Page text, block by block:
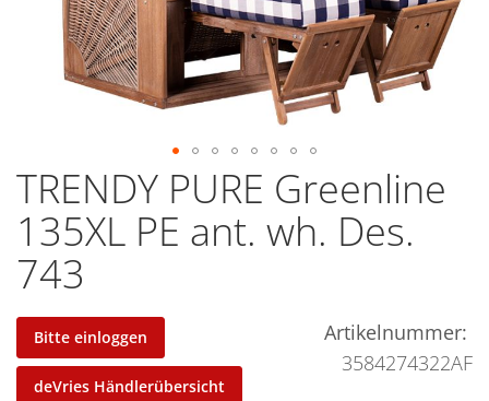
TRENDY PURE Greenline
135XL PE ant. wh. Des.
743
Bitte einloggen
deVries Händlerübersicht
Artikelnummer
3584274322AF
Zum
Anfang
Bildergalerie
springen